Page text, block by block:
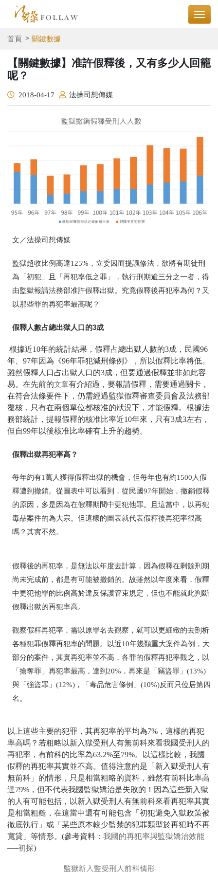
首頁 關鍵數據
【關鍵數據】准許假釋後，又有多少人回籠
呢？
2018-04-17 法操司想傳媒
文／法操司想傳媒
監獄超收比例高達125%，立委因而提議修法，欲將有期徒刑
為「初犯」且「再犯率低之罪」，執行刑期逾三分之一者，得
由監獄報請法務部准許假釋出獄。究竟假釋後再犯率為何？又
以那些罪的再犯率最高呢？
假釋人數占總出獄人口的3成
根據近10年的統計結果，假釋占總出獄人數的3成，民國96
年、97年因為《96年罪犯減刑條例》，所以假釋比率將低。
雖然假釋人口占出獄人口的3成，但要通過假釋並非如此容
易。在先前的文章有介紹過，要報請假釋，需要通過關卡，
在符合法條要件下，仍需經過監獄假釋審查委員會及法務部
覆核，只有在兩個單位都核准的狀況下，才能假釋。根據法
務部統計，提報假釋的核准比率近10年來，只有3成3左右，
但自99年以後核准比率確有上升的趨勢。
假釋出獄再犯率高？
每年約有1萬人獲得假釋出獄的機會，但每年也有約1500人假
釋遭到撤銷。從圖表中可以看到，從民國97年開始，撤銷假釋
的原因，多是因為在假釋期間中更犯他罪。且這當中，以再犯
毒品案件的為大宗。但這樣的圖表就代表假釋後再犯率很高
嗎？其實不然。
假釋後的再犯率，是無法以年度去計算，因為假釋在剩餘刑期
尚未完成前，都是有可能被撤銷的。故雖然以年度來看，假釋
中更犯他罪的比例高於違反保護管束規定，但也不能就此判斷
假釋出獄的再犯率高。
觀察假釋再犯率，需以原罪名去觀察，就可以更細緻的去剖析
各種犯罪假釋再犯率的問題。以近10年幾類重大案件為例，大
部分的案件，其實再犯率並不高，各罪的假釋再犯率觀之，以
「搶奪罪」再犯率最高，達到20%，再來是「竊盜罪」(13%)
與「強盜罪」(12%)，「毒品危害條例」(10%)反而只位居第四
名。
以上這些主要的犯罪，其再犯率的平均為7%，這樣的再犯
率高嗎？若粗略以新入獄受刑人有無前科來看我國受刑人的
再犯率，有前科的比率為63.2%至79%。以這樣比較，我國
假釋的再犯率其實並不高。值得注意的是「新入獄受刑人有
無前科」的情形，只是相當粗略的資料，雖然有前科比率高
達79%，但不代表我國監獄矯治是失敗的！因為這些新入獄
的人有可能包括，以新入獄受刑人有無前科來看再犯率其實
是相當粗糙，在這當中還有可能包含「初犯避免入獄政策被
徹底執行」或「某些原本較少監禁的犯罪類型於再犯時不再
寬貸」等情形。(參考資料： 我國的再犯率與監獄矯治效能
──初探)